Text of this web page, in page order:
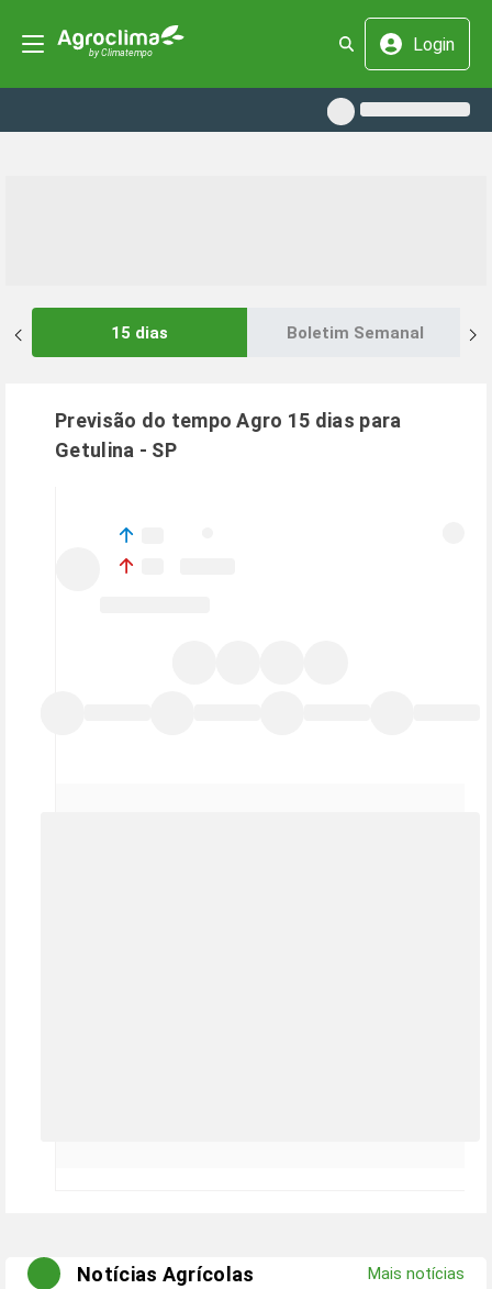
Login
15 dias Boletim Semanal
Previsão do tempo Agro 15 dias para
Getulina - SP
Notícias Agrícolas Mais notícias